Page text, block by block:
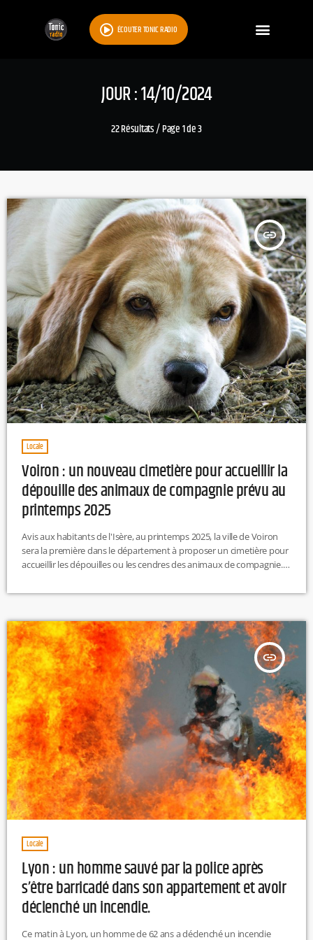
ÉCOUTER TONIC RADIO
JOUR : 14/10/2024
22 Résultats / Page 1 de 3
insert_link
Locale
Voiron : un nouveau cimetière pour accueillir la
dépouille des animaux de compagnie prévu au
printemps 2025
Avis aux habitants de l'Isère, au printemps 2025, la ville de Voiron
sera la première dans le département à proposer un cimetière pour
accueillir les dépouilles ou les cendres des animaux de compagnie.
insert_link
Locale
Lyon : un homme sauvé par la police après
s’être barricadé dans son appartement et avoir
déclenché un incendie.
Ce matin à Lyon, un homme de 62 ans a déclenché un incendie